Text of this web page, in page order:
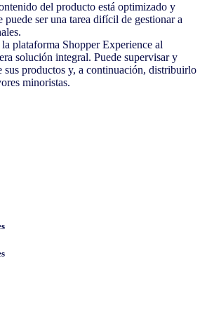
del producto está optimizado y
ser una tarea difícil de gestionar a
plataforma Shopper Experience al
solución integral. Puede supervisar y
sus productos y, a continuación, distribuirlo
minoristas.